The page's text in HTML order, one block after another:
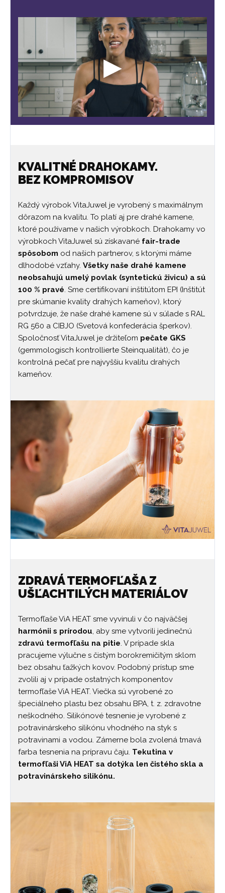
KVALITNÉ DRAHOKAMY.
BEZ KOMPROMISOV
Každý výrobok VitaJuwel je vyrobený s maximálnym
dôrazom na kvalitu. To platí aj pre drahé kamene,
ktoré používame v našich výrobkoch. Drahokamy vo
výrobkoch VitaJuwel sú získavané fair-trade
spôsobom od našich partnerov, s ktorými máme
dlhodobé vzťahy. Všetky naše drahé kamene
neobsahujú umelý povlak (syntetickú živicu) a sú
100 % pravé. Sme certifikovaní inštitútom EPI (Inštitút
pre skúmanie kvality drahých kameňov), ktorý
potvrdzuje, že naše drahé kamene sú v súlade s RAL
RG 560 a CIBJO (Svetová konfederácia šperkov).
Spoločnosť VitaJuwel je držiteľom pečate GKS
(gemmologisch kontrollierte Steinqualität), čo je
kontrolná pečať pre najvyššiu kvalitu drahých
kameňov.
ZDRAVÁ TERMOFĽAŠA Z
UŠĽACHTILÝCH MATERIÁLOV
Termofľaše ViA HEAT sme vyvinuli v čo najväčšej
harmónii s prírodou, aby sme vytvorili jedinečnú
zdravú termofľašu na pitie. V prípade skla
pracujeme výlučne s čistým borokremičitým sklom
bez obsahu ťažkých kovov. Podobný prístup sme
zvolili aj v prípade ostatných komponentov
termofľaše ViA HEAT. Viečka sú vyrobené zo
špeciálneho plastu bez obsahu BPA, t. z. zdravotne
neškodného. Silikónové tesnenie je vyrobené z
potravinárskeho silikónu vhodného na styk s
potravinami a vodou. Zámerne bola zvolená tmavá
farba tesnenia na prípravu čaju. Tekutina v
termofľaši ViA HEAT sa dotýka len čistého skla a
potravinárskeho silikónu.